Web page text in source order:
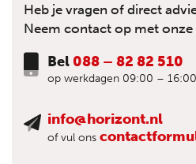
Heb je vragen of direct
Neem contact op met onze
Bel 088 – 82 82 510
op werkdagen 09:00 –
info@horizont.nl
of vul ons